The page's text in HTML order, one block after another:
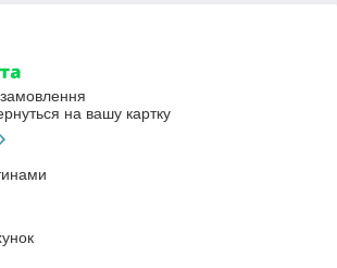
на вашу картку